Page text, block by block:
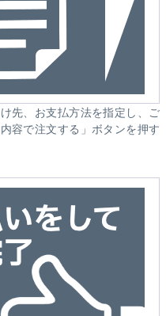
先、お支払方法を指定し、ご
容で注文する」ボタンを押す